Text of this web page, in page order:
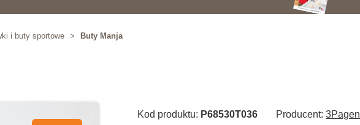
i buty sportowe > Buty Manja
Kod produktu: P68530T036 Producent: 3Pagen